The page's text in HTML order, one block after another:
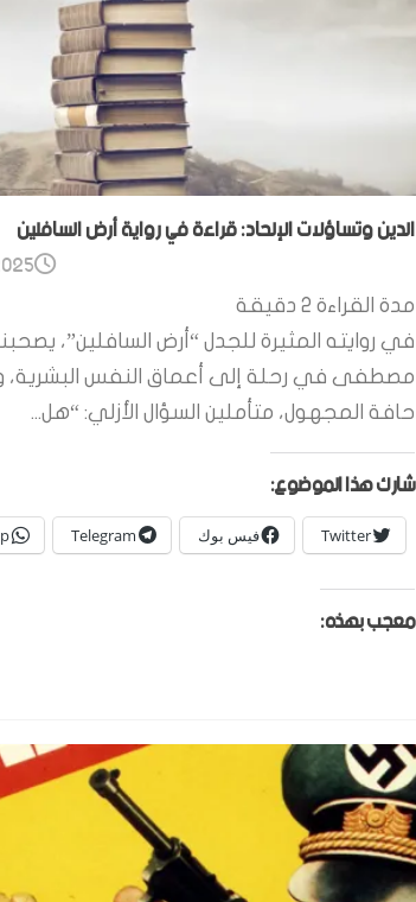
الدين وتساؤلات الإلحاد: قراءة في رواية أرض السافلين
مدة القراءة 2 دقيقة
في روايته المثيرة للجدل “أرض السافلين”،
مصطفى في رحلة إلى أعماق النفس
حافة المجهول، متأملين السؤال الأزلي: “هل...
شارك هذا الموضوع:
Twitter فيس بوك Telegram
معجب بهذه: